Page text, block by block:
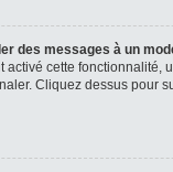
des messages à un
activé cette fonctionnalité,
Cliquez dessus pour